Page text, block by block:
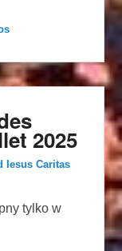
2025
Iesus Caritas
tylko w